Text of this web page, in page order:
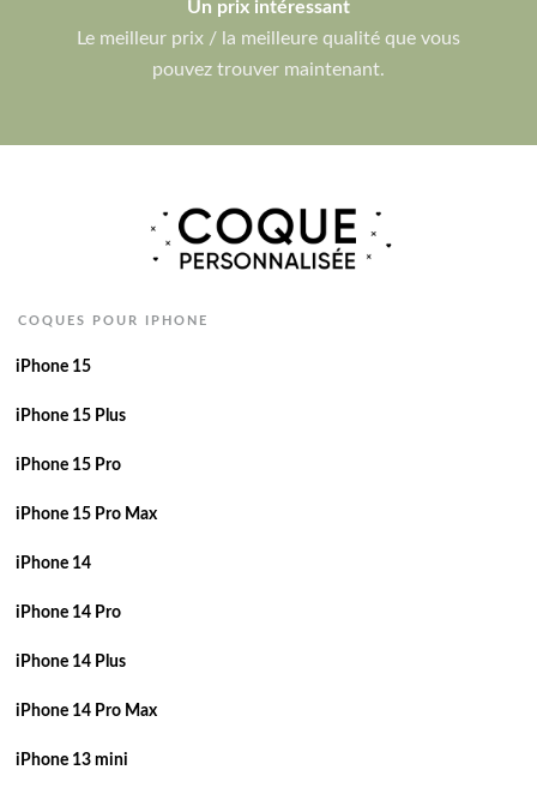
Un prix intéressant
Le meilleur prix / la meilleure qualité que vous
pouvez trouver maintenant.
COQUES POUR IPHONE
iPhone 15
iPhone 15 Plus
iPhone 15 Pro
iPhone 15 Pro Max
iPhone 14
iPhone 14 Pro
iPhone 14 Plus
iPhone 14 Pro Max
iPhone 13 mini